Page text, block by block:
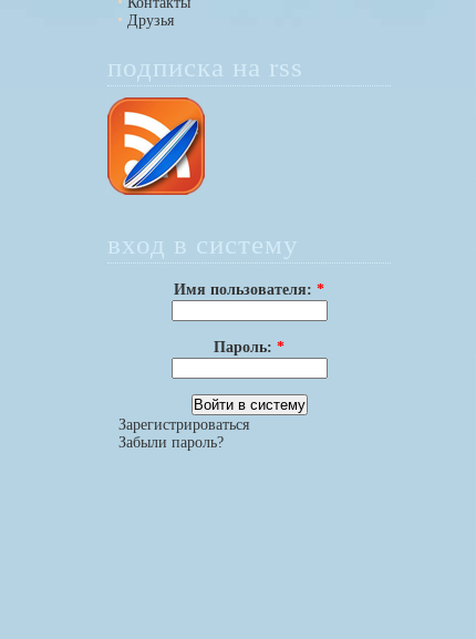
Друзья
подписка на rss
вход в систему
Имя пользователя:*
Пароль:*
Зарегистрироваться
Забыли пароль?